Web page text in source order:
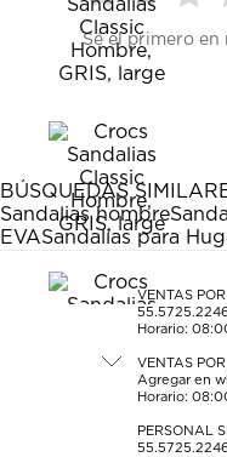
Seleccionar
para
calificar
con
1
estrella
Esta
acción
abrirá
el
formulario
Seleccionar
para
calificar
con
2
estrellas.
Esta
acción
abrirá
el
formulario
de
para
Esta
abrirá
de
Sé el primero
BÚSQUEDAS
Sandalias hombre
EVASandalias para
VENTAS
Horario:
VENTAS
Agregar en
Horario:
PERSONAL